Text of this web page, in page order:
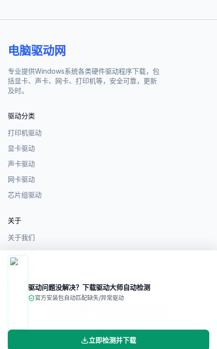
驱动问题没解决？下载驱动大师自动检测
官方安装包自动匹配缺失/异常驱动
立即检测并下载
电脑驱动网
专业提供Windows系统各类硬件驱动程序下载，包
括显卡、声卡、网卡、打印机等，安全可靠，更新
及时。
驱动分类
打印机驱动
显卡驱动
声卡驱动
网卡驱动
芯片组驱动
关于
关于我们
隐私政策
免责声明